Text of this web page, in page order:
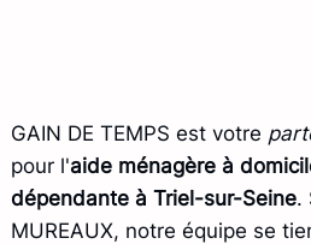
GAIN DE TEMPS est votre
pour l'aide ménagère à
dépendante à Triel-sur-Seine.
MUREAUX, notre équipe se